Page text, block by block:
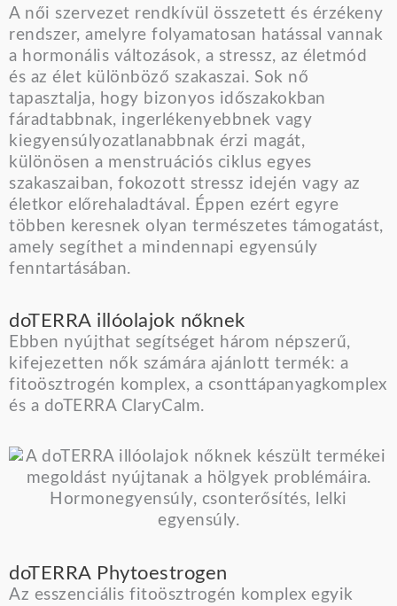
A női szervezet rendkívül összetett és érzékeny
rendszer, amelyre folyamatosan hatással vannak
a hormonális változások, a stressz, az életmód
és az élet különböző szakaszai. Sok nő
tapasztalja, hogy bizonyos időszakokban
fáradtabbnak, ingerlékenyebbnek vagy
kiegyensúlyozatlanabbnak érzi magát,
különösen a menstruációs ciklus egyes
szakaszaiban, fokozott stressz idején vagy az
életkor előrehaladtával. Éppen ezért egyre
többen keresnek olyan természetes támogatást,
amely segíthet a mindennapi egyensúly
fenntartásában.
doTERRA illóolajok nőknek
Ebben nyújthat segítséget három népszerű,
kifejezetten nők számára ajánlott termék: a
fitoösztrogén komplex, a csonttápanyagkomplex
és a doTERRA ClaryCalm.
doTERRA Phytoestrogen
Az esszenciális fitoösztrogén komplex egyik